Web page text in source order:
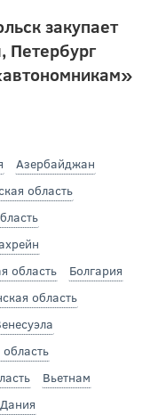
закупает
Петербург
Азербайджан
область
область
Болгария
область
Вьетнам
Дания